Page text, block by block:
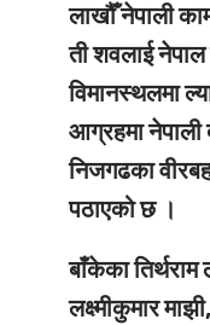
लाखौँ नेपाली
ती शवलाई
विमानस्थलमा
आग्रहमा नेपाली
निजगढका
पठाएको छ ।
बाँकेका तिर्थराम
लक्ष्मीकुमार